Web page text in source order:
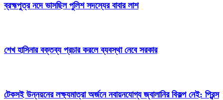
ব্রহ্মপুত্র নদে ভাসছিল পুলিশ সদস্যের বাবার লাশ
শেখ হাসিনার বক্তব্য প্রচার করলে ব্যবস্থা নেবে সরকার
টেকসই উন্নয়নের লক্ষ্যমাত্রা অর্জনে নবায়নযোগ্য জ্বালানির বিকল্প নেই: প্রিন্স